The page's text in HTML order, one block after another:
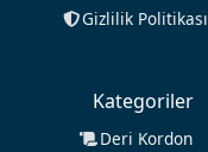
Gizlilik Politikası
Kategoriler
Deri Kordon